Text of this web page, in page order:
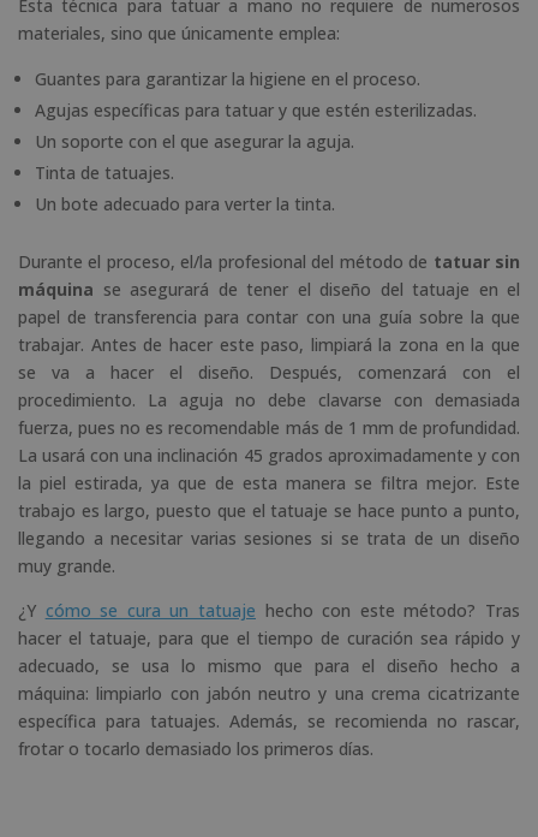
Esta técnica para tatuar a mano no requiere de numerosos
materiales, sino que únicamente emplea:
Guantes para garantizar la higiene en el proceso.
Agujas específicas para tatuar y que estén esterilizadas.
Un soporte con el que asegurar la aguja.
Tinta de tatuajes.
Un bote adecuado para verter la tinta.
Durante el proceso, el/la profesional del método de tatuar sin
máquina se asegurará de tener el diseño del tatuaje en el
papel de transferencia para contar con una guía sobre la que
trabajar. Antes de hacer este paso, limpiará la zona en la que
se va a hacer el diseño. Después, comenzará con el
procedimiento. La aguja no debe clavarse con demasiada
fuerza, pues no es recomendable más de 1 mm de profundidad.
La usará con una inclinación 45 grados aproximadamente y con
la piel estirada, ya que de esta manera se filtra mejor. Este
trabajo es largo, puesto que el tatuaje se hace punto a punto,
llegando a necesitar varias sesiones si se trata de un diseño
muy grande.
¿Y cómo se cura un tatuaje hecho con este método? Tras
hacer el tatuaje, para que el tiempo de curación sea rápido y
adecuado, se usa lo mismo que para el diseño hecho a
máquina: limpiarlo con jabón neutro y una crema cicatrizante
específica para tatuajes. Además, se recomienda no rascar,
frotar o tocarlo demasiado los primeros días.